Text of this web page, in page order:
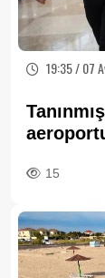
19:35 / 07
15